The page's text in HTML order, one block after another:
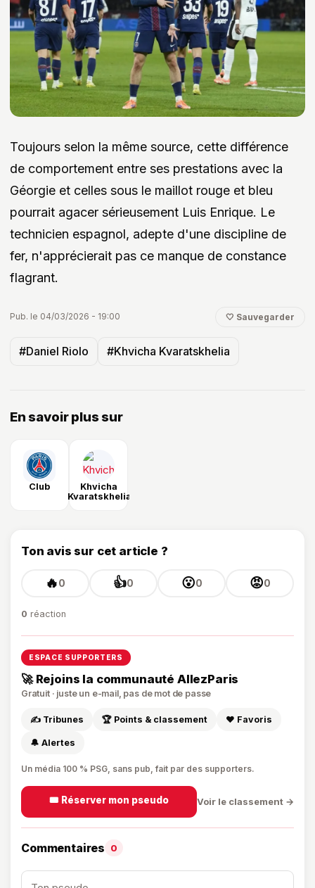
Toujours selon la même source, cette différence
de comportement entre ses prestations avec la
Géorgie et celles sous le maillot rouge et bleu
pourrait agacer sérieusement Luis Enrique. Le
technicien espagnol, adepte d'une discipline de
fer, n'apprécierait pas ce manque de constance
flagrant.
Pub. le 04/03/2026 - 19:00 🤍 Sauvegarder
#Daniel Riolo #Khvicha Kvaratskhelia
En savoir plus sur
Club
Khvicha
Kvaratskhelia
Ton avis sur cet article ?
🔥0 👍0 😮0 😡0
0 réaction
ESPACE SUPPORTERS
🚀 Rejoins la communauté AllezParis
Gratuit · juste un e-mail, pas de mot de passe
✍️ Tribunes 🏆 Points & classement ❤️ Favoris
🔔 Alertes
Un média 100 % PSG, sans pub, fait par des supporters.
🎟️ Réserver mon pseudo Voir le classement →
Commentaires 0